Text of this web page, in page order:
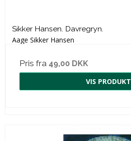
Sikker Hansen. Davregryn.
Aage Sikker Hansen
Pris fra 49,00 DKK
VIS PRODUKT